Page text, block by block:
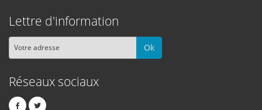
Lettre d'information
Ok
Réseaux sociaux